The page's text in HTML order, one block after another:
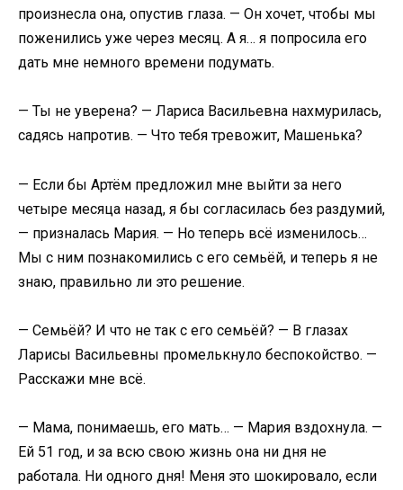
произнесла она, опустив глаза. — Он хочет, чтобы мы
поженились уже через месяц. А я… я попросила его
дать мне немного времени подумать.
— Ты не уверена? — Лариса Васильевна нахмурилась,
садясь напротив. — Что тебя тревожит, Машенька?
— Если бы Артём предложил мне выйти за него
четыре месяца назад, я бы согласилась без раздумий,
— призналась Мария. — Но теперь всё изменилось…
Мы с ним познакомились с его семьёй, и теперь я не
знаю, правильно ли это решение.
— Семьёй? И что не так с его семьёй? — В глазах
Ларисы Васильевны промелькнуло беспокойство. —
Расскажи мне всё.
— Мама, понимаешь, его мать… — Мария вздохнула. —
Ей 51 год, и за всю свою жизнь она ни дня не
работала. Ни одного дня! Меня это шокировало, если